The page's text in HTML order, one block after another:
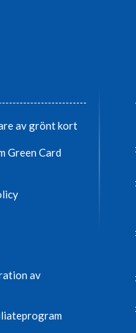
av grönt kort
Green Card
av